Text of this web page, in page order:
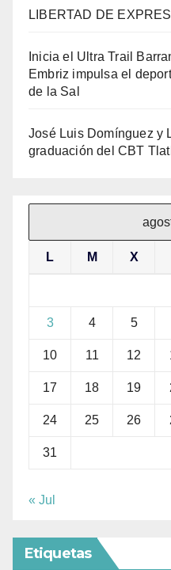
LIBERTAD DE
Inicia el Ultra Trail
Embriz impulsa el
de la Sal
José Luis Domínguez y
graduación del CBT
L M X
3 4 5
10 11 12
17 18 19
24 25 26
31
« Jul
Etiquetas